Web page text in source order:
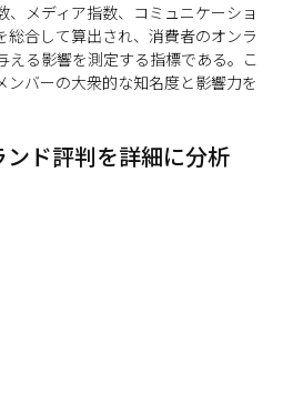
、メディア指数、コミュニケーショ
総合して算出され、消費者のオンラ
える影響を測定する指標である。こ
ンバーの大衆的な知名度と影響力を
ンド評判を詳細に分析